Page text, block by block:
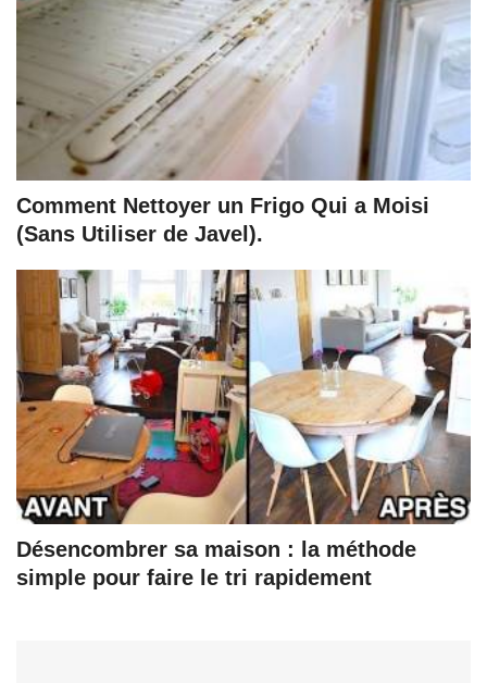
Comment Nettoyer un Frigo Qui a Moisi
(Sans Utiliser de Javel).
Désencombrer sa maison : la méthode
simple pour faire le tri rapidement